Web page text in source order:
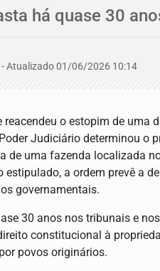
há quase 30
- Atualizado01/06/2026 10:14
reacendeu o estopim de
Judiciário determinou o
de uma fazenda localizada
estipulado, a ordem prevê a
governamentais.
30 anos nos tribunais e
constitucional à
povos originários.